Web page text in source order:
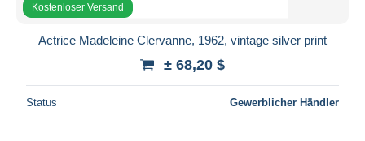
Kostenloser Versand
Actrice Madeleine Clervanne, 1962, vintage silver print
± 68,20 $
Status Gewerblicher Händler